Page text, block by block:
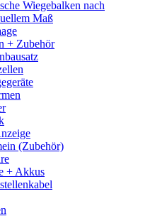
Wiegebalken nach
Maß
+ Zubehör
(Zubehör)
+ Akkus